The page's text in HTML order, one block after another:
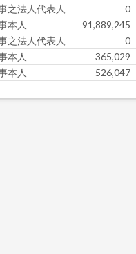
之法人代表人 0
本人 91,889,245
之法人代表人 0
本人 365,029
本人 526,047